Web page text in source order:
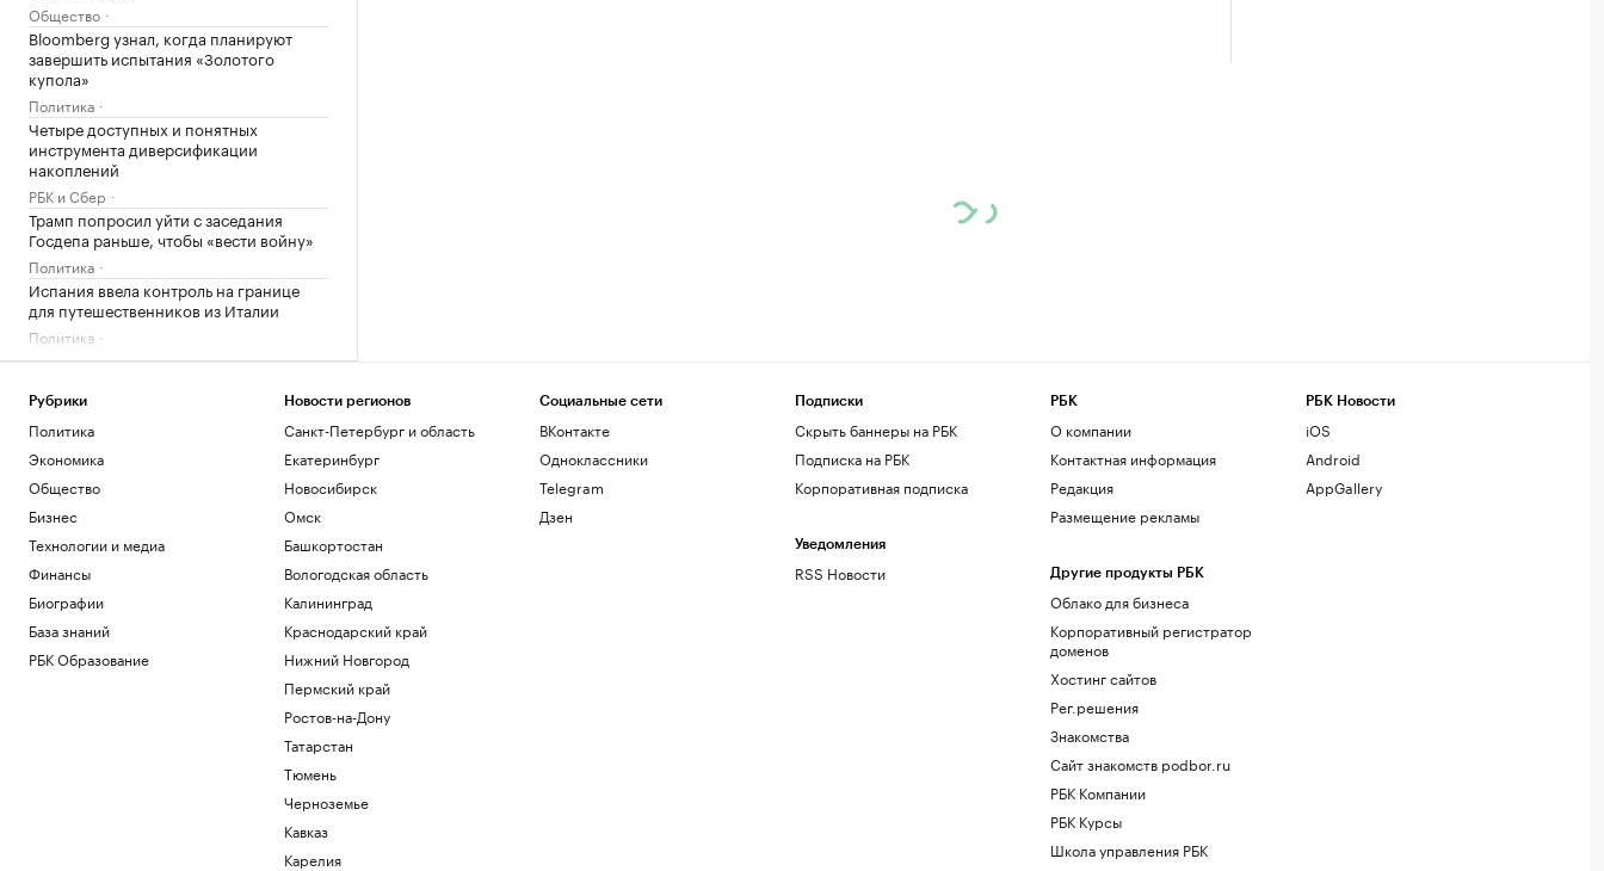
Общество
Bloomberg узнал, когда планируют
завершить испытания «Золотого
купола»
Политика
Четыре доступных и понятных
инструмента диверсификации
накоплений
РБК и Сбер
Трамп попросил уйти с заседания
Госдепа раньше, чтобы «вести войну»
Политика
Испания ввела контроль на границе
для путешественников из Италии
Политика
Bloomberg узнал, что Украине грозит
Политика
Экспорт синтетических алмазов из
Китая резко вырос на фоне бума ИИ
Технологии и медиа
В Чехии при нападении с ножом
пострадали четыре человека
Общество
Telegraph сообщил о выплатах УЕФА
Спорт
Загрузить еще
Рубрики
Политика
Экономика
Общество
Бизнес
Технологии и медиа
Финансы
Биографии
База знаний
РБК Образование
Новости регионов
Санкт-Петербург и область
Екатеринбург
Новосибирск
Омск
Башкортостан
Вологодская область
Калининград
Краснодарский край
Нижний Новгород
Пермский край
Ростов-на-Дону
Татарстан
Тюмень
Черноземье
Кавказ
Карелия
Социальные сети
ВКонтакте
Одноклассники
Telegram
Дзен
Подписки
Скрыть баннеры на РБК
Подписка на РБК
Корпоративная подписка
Уведомления
RSS Новости
РБК
О компании
Контактная информация
Редакция
Размещение рекламы
Другие продукты РБК
Облако для бизнеса
Корпоративный регистратор
доменов
Хостинг сайтов
Рег.решения
Знакомства
Сайт знакомств podbor.ru
РБК Компании
РБК Курсы
Школа управления РБК
РБК Новости
iOS
Android
AppGallery